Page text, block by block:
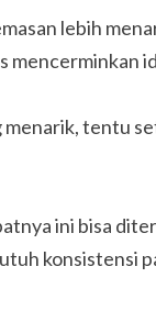
lebih
mencerminkan
tentu
ini bisa
konsistensi